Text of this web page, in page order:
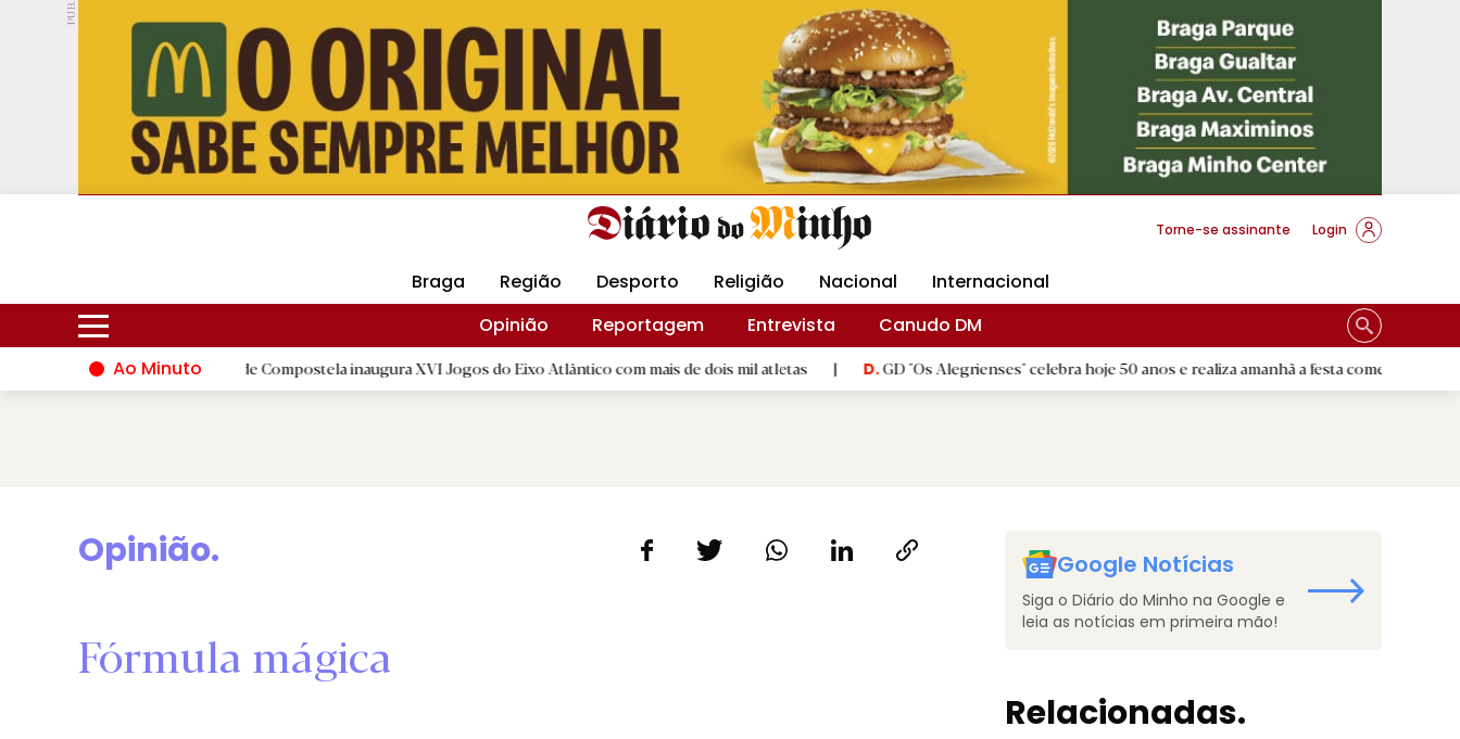
PUB.
Hoje 16ºC 30ºC DMtv Revista Minha Gráfica DM Livraria DM Arquidiocese Braga
Torne-se assinante Login
Braga Região Desporto Religião Nacional
Internacional
Opinião
Reportagem Entrevista
Canudo DM
Ao Minuto
D.Santiago de Compostela inaugura XVI Jogos do Eixo Atlântico com mais de dois mil atletas | D.GD "Os Alegrienses" celebra hoje 50 anos e realiza amanhã a festa comemorativa
Opinião.
Fórmula mágica
Google Notícias
Siga o Diário do Minho na Google e
leia as notícias em primeira mão!
Relacionadas.